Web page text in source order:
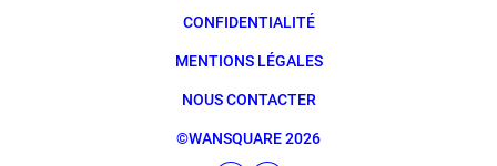
CONFIDENTIALITÉ
MENTIONS LÉGALES
NOUS CONTACTER
©WANSQUARE 2026